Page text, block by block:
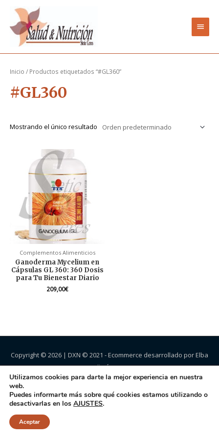
contenido
Inicio / Productos etiquetados “#GL360”
#GL360
Mostrando el único resultado
Complementos Alimenticios
Ganoderma Mycelium en
Cápsulas GL 360: 360 Dosis
para Tu Bienestar Diario
209,00€
Copyright © 2026 | DXN © 2021 - Ecommerce desarrollado por Elba
Jiménez.
Utilizamos cookies para darte la mejor experiencia en nuestra
web.
Puedes informarte más sobre qué cookies estamos utilizando o
desactivarlas en los AJUSTES.
Aceptar